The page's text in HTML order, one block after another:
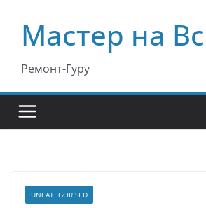
содержимому
Мастер на
Ремонт-Гуру
UNCATEGORISED